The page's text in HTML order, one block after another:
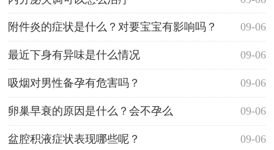
09-06
附件炎的症状是什么？对要宝宝有影响吗？
09-06
最近下身有异味是什么情况
09-06
吸烟对男性备孕有危害吗？
09-06
卵巢早衰的原因是什么？会不孕么
09-06
盆腔积液症状表现哪些呢？